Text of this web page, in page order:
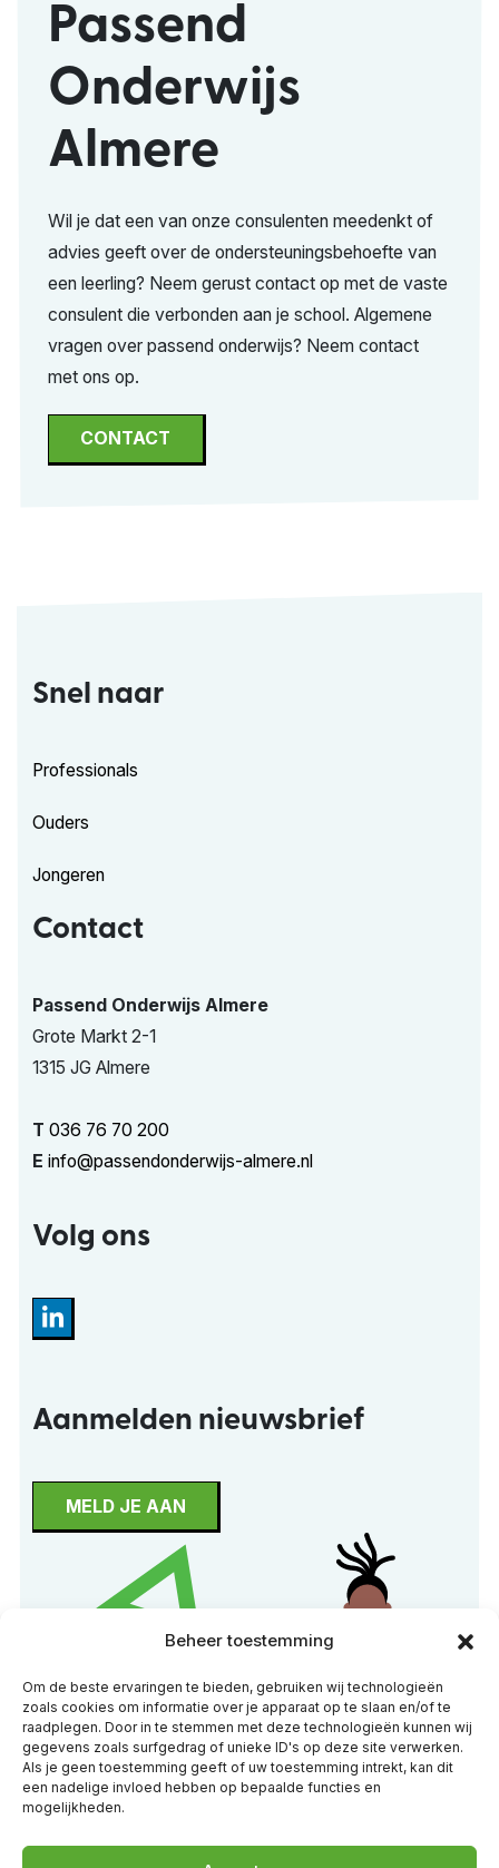
Beheer toestemming
Om de beste ervaringen te bieden, gebruiken wij technologieën
zoals cookies om informatie over je apparaat op te slaan en/of te
raadplegen. Door in te stemmen met deze technologieën kunnen wij
gegevens zoals surfgedrag of unieke ID's op deze site verwerken.
Als je geen toestemming geeft of uw toestemming intrekt, kan dit
een nadelige invloed hebben op bepaalde functies en
mogelijkheden.
Passend
Onderwijs
Almere
Wil je dat een van onze consulenten meedenkt of
advies geeft over de ondersteuningsbehoefte van
een leerling? Neem gerust contact op met de vaste
consulent die verbonden aan je school. Algemene
vragen over passend onderwijs? Neem contact
met ons op.
CONTACT
Snel naar
Professionals
Ouders
Jongeren
Contact
Passend Onderwijs Almere
Grote Markt 2-1
1315 JG Almere
T 036 76 70 200
E info@passendonderwijs-almere.nl
Volg ons
Aanmelden nieuwsbrief
MELD JE AAN